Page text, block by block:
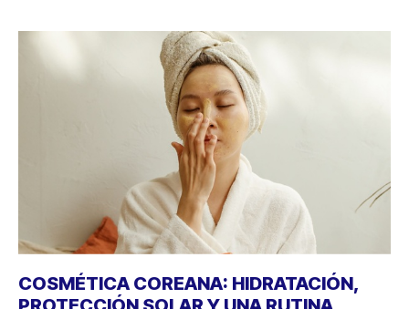
COSMÉTICA COREANA: HIDRATACIÓN,